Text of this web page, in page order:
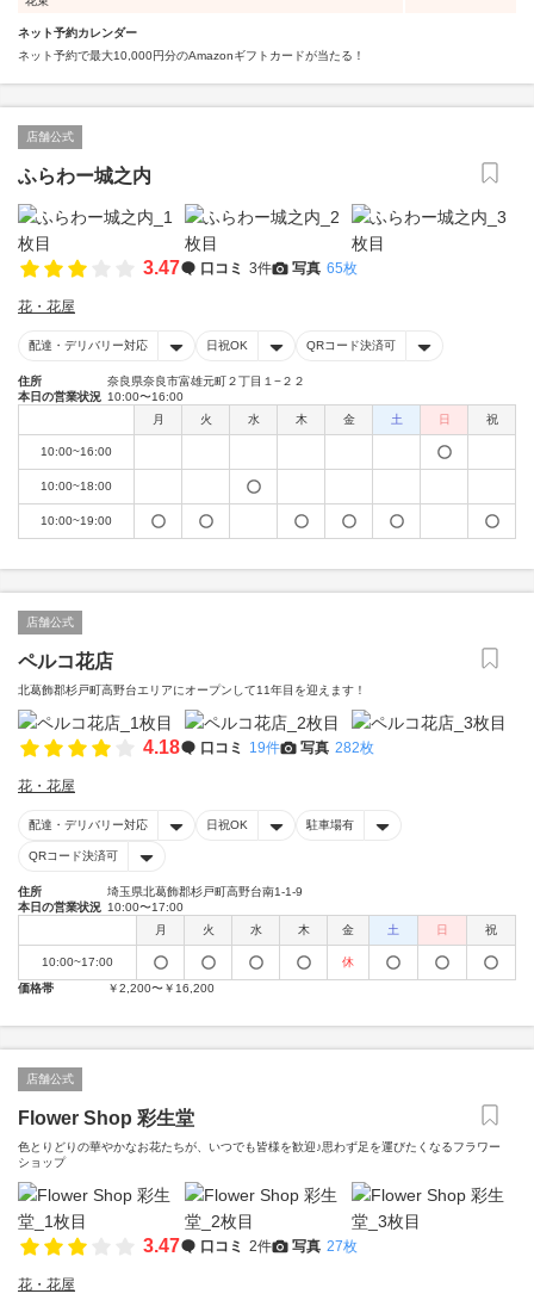
ネット予約カレンダー
ネット予約で最大10,000円分のAmazonギフトカードが当たる！
店舗公式
ふらわー城之内
3.47 口コミ 3件 写真 65枚
花・花屋
配達・デリバリー対応 日祝OK QRコード決済可
住所
奈良県奈良市富雄元町２丁目１−２２
本日の営業状況 10:00〜16:00
月
火 水 木 金 土 日 祝
10:00~16:00
10:00~18:00
10:00~19:00
店舗公式
ペルコ花店
北葛飾郡杉戸町高野台エリアにオープンして11年目を迎えます！
4.18 口コミ 19件 写真 282枚
花・花屋
配達・デリバリー対応 日祝OK 駐車場有
QRコード決済可
住所
埼玉県北葛飾郡杉戸町高野台南1-1-9
本日の営業状況 10:00〜17:00
月
火 水 木 金 土 日 祝
10:00~17:00
休
価格帯
￥2,200〜￥16,200
店舗公式
Flower Shop 彩生堂
色とりどりの華やかなお花たちが、いつでも皆様を歓迎♪思わず足を運びたくなるフラワー
ショップ
3.47 口コミ 2件 写真 27枚
花・花屋